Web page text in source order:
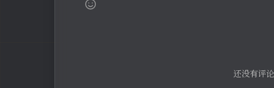
还没有评